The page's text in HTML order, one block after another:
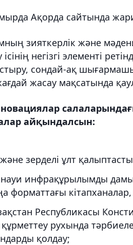
Ақорда сайтында
зияткерлік және
негізгі элементі
сондай-ақ
жасау мақсатында
айқындалсын:
зерделі ұлт
инфрақұрылымды
кітапханалар,
Республикасы
рухында
қолдау;